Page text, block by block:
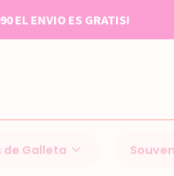
Galleta
EL ENVIO ES GRATIS!